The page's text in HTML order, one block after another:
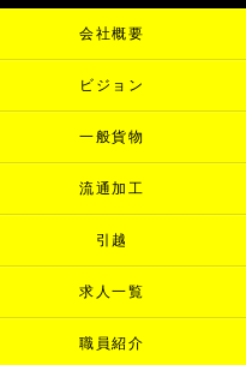
会社概要
ビジョン
一般貨物
流通加工
引越
求人一覧
職員紹介